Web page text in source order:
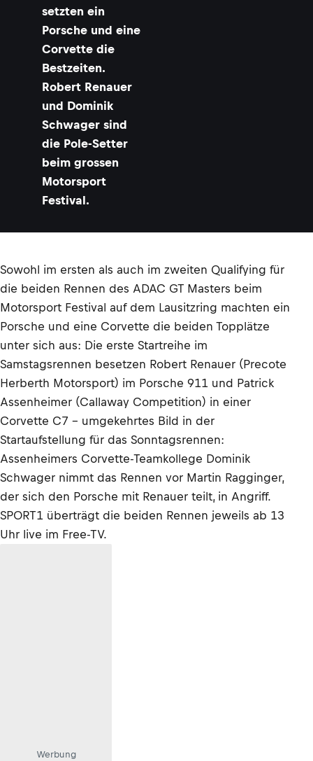
setzten ein
Porsche und eine
Corvette die
Bestzeiten.
Robert Renauer
und Dominik
Schwager sind
die Pole-Setter
beim grossen
Motorsport
Festival.
Sowohl im ersten als auch im zweiten Qualifying für
die beiden Rennen des ADAC GT Masters beim
Motorsport Festival auf dem Lausitzring machten ein
Porsche und eine Corvette die beiden Topplätze
unter sich aus: Die erste Startreihe im
Samstagsrennen besetzen Robert Renauer (Precote
Herberth Motorsport) im Porsche 911 und Patrick
Assenheimer (Callaway Competition) in einer
Corvette C7 - umgekehrtes Bild in der
Startaufstellung für das Sonntagsrennen:
Assenheimers Corvette-Teamkollege Dominik
Schwager nimmt das Rennen vor Martin Ragginger,
der sich den Porsche mit Renauer teilt, in Angriff.
SPORT1 überträgt die beiden Rennen jeweils ab 13
Uhr live im Free-TV.
Werbung